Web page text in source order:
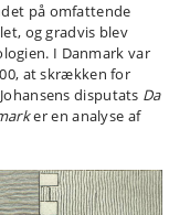
på omfattende
og gradvis blev
I Danmark var
at skrækken for
disputats Da
er en analyse af